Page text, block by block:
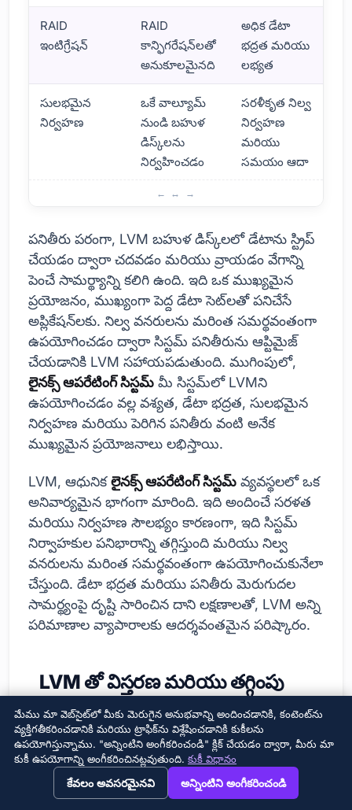
View this page in English? →
RAID
ఇంటిగ్రేషన్
RAID
కాన్ఫిగరేషన్‌లతో
అనుకూలమైనది
అధిక డేటా
భద్రత మరియు
లభ్యత
సులభమైన
నిర్వహణ
ఒకే వాల్యూమ్
నుండి బహుళ
డిస్క్‌లను
నిర్వహించడం
సరళీకృత నిల్వ
నిర్వహణ
మరియు
సమయం ఆదా
పనితీరు పరంగా, LVM బహుళ డిస్క్‌లలో డేటాను స్ట్రిప్
చేయడం ద్వారా చదవడం మరియు వ్రాయడం వేగాన్ని
పెంచే సామర్థ్యాన్ని కలిగి ఉంది. ఇది ఒక ముఖ్యమైన
ప్రయోజనం, ముఖ్యంగా పెద్ద డేటా సెట్‌లతో పనిచేసే
అప్లికేషన్‌లకు. నిల్వ వనరులను మరింత సమర్థవంతంగా
ఉపయోగించడం ద్వారా సిస్టమ్ పనితీరును ఆప్టిమైజ్
చేయడానికి LVM సహాయపడుతుంది. ముగింపులో,
లైనక్స్ ఆపరేటింగ్ సిస్టమ్ మీ సిస్టమ్‌లో LVMని
ఉపయోగించడం వల్ల వశ్యత, డేటా భద్రత, సులభమైన
నిర్వహణ మరియు పెరిగిన పనితీరు వంటి అనేక
ముఖ్యమైన ప్రయోజనాలు లభిస్తాయి.
LVM, ఆధునికలైనక్స్ ఆపరేటింగ్ సిస్టమ్ వ్యవస్థలలో ఒక
అనివార్యమైన భాగంగా మారింది. ఇది అందించే సరళత
మరియు నిర్వహణ సౌలభ్యం కారణంగా, ఇది సిస్టమ్
నిర్వాహకుల పనిభారాన్ని తగ్గిస్తుంది మరియు నిల్వ
వనరులను మరింత సమర్థవంతంగా ఉపయోగించుకునేలా
చేస్తుంది. డేటా భద్రత మరియు పనితీరు మెరుగుదల
సామర్థ్యంపై దృష్టి సారించిన దాని లక్షణాలతో, LVM అన్ని
పరిమాణాల వ్యాపారాలకు ఆదర్శవంతమైన పరిష్కారం.
LVM తో విస్తరణ మరియు తగ్గింపు
కార్యకలాపాలు
మేము మా వెబ్‌సైట్‌లో మీకు మెరుగైన అనుభవాన్ని అందించడానికి, కంటెంట్‌ను
వ్యక్తిగతీకరించడానికి మరియు ట్రాఫిక్‌ను విశ్లేషించడానికి కుకీలను
ఉపయోగిస్తున్నాము. "అన్నింటిని అంగీకరించండి" క్లిక్ చేయడం ద్వారా, మీరు మా
కుకీ ఉపయోగాన్ని అంగీకరించినట్లవుతుంది. కుకీ విధానం
కేవలం అవసరమైనవి అన్నింటిని అంగీకరించండి